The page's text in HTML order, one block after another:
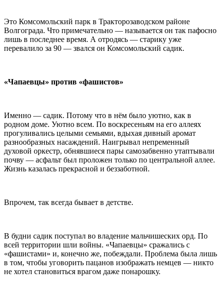
Это Комсомольский парк в Тракторозаводском районе
Волгограда. Что примечательно — называется он так пафосно
лишь в последнее время. А отродясь — старику уже
перевалило за 90 — звался он Комсомольский садик.
«Чапаевцы» против «фашистов»
Именно — садик. Потому что в нём было уютно, как в
родном доме. Уютно всем. По воскресеньям на его аллеях
прогуливались целыми семьями, вдыхая дивный аромат
разнообразных насаждений. Наигрывал непременный
духовой оркестр, обнявшиеся пары самозабвенно утаптывали
почву — асфальт был проложен только по центральной аллее.
Жизнь казалась прекрасной и беззаботной.
Впрочем, так всегда бывает в детстве.
В будни садик поступал во владение мальчишеских орд. По
всей территории шли войны. «Чапаевцы» сражались с
«фашистами» и, конечно же, побеждали. Проблема была лишь
в том, чтобы уговорить пацанов изображать немцев — никто
не хотел становиться врагом даже понарошку.